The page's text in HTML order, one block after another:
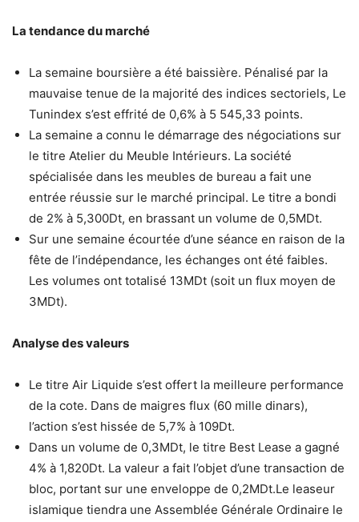
La tendance du marché
La semaine boursière a été baissière. Pénalisé par la
mauvaise tenue de la majorité des indices sectoriels, Le
Tunindex s’est effrité de 0,6% à 5 545,33 points.
La semaine a connu le démarrage des négociations sur
le titre Atelier du Meuble Intérieurs. La société
spécialisée dans les meubles de bureau a fait une
entrée réussie sur le marché principal. Le titre a bondi
de 2% à 5,300Dt, en brassant un volume de 0,5MDt.
Sur une semaine écourtée d’une séance en raison de la
fête de l’indépendance, les échanges ont été faibles.
Les volumes ont totalisé 13MDt (soit un flux moyen de
3MDt).
Analyse des valeurs
Le titre Air Liquide s’est offert la meilleure performance
de la cote. Dans de maigres flux (60 mille dinars),
l’action s’est hissée de 5,7% à 109Dt.
Dans un volume de 0,3MDt, le titre Best Lease a gagné
4% à 1,820Dt. La valeur a fait l’objet d’une transaction de
bloc, portant sur une enveloppe de 0,2MDt.Le leaseur
islamique tiendra une Assemblée Générale Ordinaire le